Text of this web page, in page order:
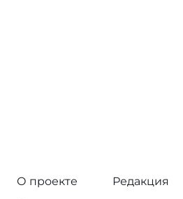
О проекте
Редакция